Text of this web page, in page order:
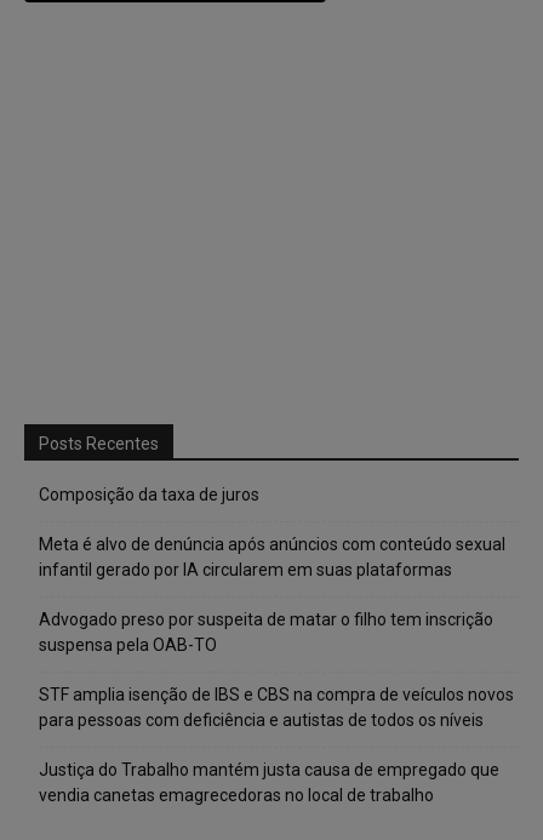
Posts Recentes
Composição da taxa de juros
Meta é alvo de denúncia após anúncios com conteúdo sexual
infantil gerado por IA circularem em suas plataformas
Advogado preso por suspeita de matar o filho tem inscrição
suspensa pela OAB-TO
STF amplia isenção de IBS e CBS na compra de veículos novos
para pessoas com deficiência e autistas de todos os níveis
Justiça do Trabalho mantém justa causa de empregado que
vendia canetas emagrecedoras no local de trabalho